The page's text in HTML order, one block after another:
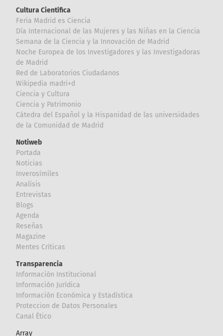
Cultura Científica
Feria Madrid es Ciencia
Día Internacional de las Mujeres y las Niñas en la Ciencia
Semana de la Ciencia y la Innovación de Madrid
Noche Europea de los Investigadores y las Investigadoras
de Madrid
Red de Laboratorios Ciudadanos
Wikipedia madri+d
Ciencia y Cultura
Ciencia y Patrimonio
Cátedra del Español y la Hispanidad de las universidades
de la Comunidad de Madrid
Notiweb
Portada
Noticias
Inverosímiles
Analisis
Entrevistas
Blogs
Agenda
Reseñas
Magazine
Mentes Críticas
Transparencia
Información Institucional
Información Jurídica
Información Económica y Estadística
Proteccion de Datos Personales
Canal Ético
Array